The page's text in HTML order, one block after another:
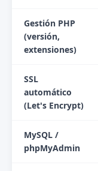
Gestión PHP
(versión,
extensiones)
SSL
automático
(Let's Encrypt)
MySQL /
phpMyAdmin